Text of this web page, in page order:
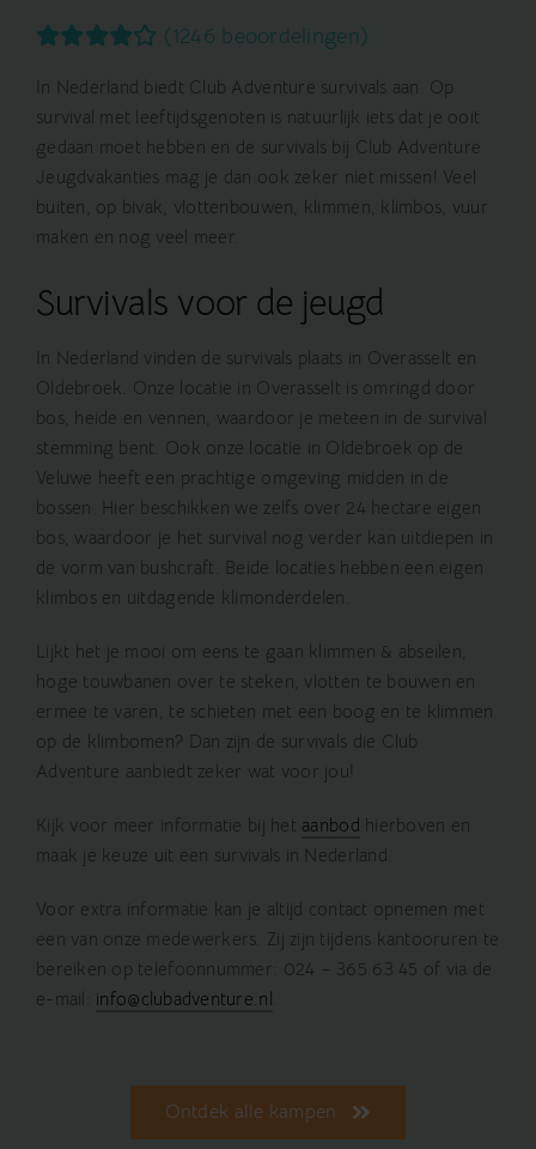
(1246 beoordelingen)
In Nederland biedt Club Adventure survivals aan. Op
survival met leeftijdsgenoten is natuurlijk iets dat je ooit
gedaan moet hebben en de survivals bij Club Adventure
Jeugdvakanties mag je dan ook zeker niet missen! Veel
buiten, op bivak, vlottenbouwen, klimmen, klimbos, vuur
maken en nog veel meer.
Survivals voor de jeugd
In Nederland vinden de survivals plaats in Overasselt en
Oldebroek. Onze locatie in Overasselt is omringd door
bos, heide en vennen, waardoor je meteen in de survival
stemming bent. Ook onze locatie in Oldebroek op de
Veluwe heeft een prachtige omgeving midden in de
bossen. Hier beschikken we zelfs over 24 hectare eigen
bos, waardoor je het survival nog verder kan uitdiepen in
de vorm van bushcraft. Beide locaties hebben een eigen
klimbos en uitdagende klimonderdelen.
Lijkt het je mooi om eens te gaan klimmen & abseilen,
hoge touwbanen over te steken, vlotten te bouwen en
ermee te varen, te schieten met een boog en te klimmen
op de klimbomen? Dan zijn de survivals die Club
Adventure aanbiedt zeker wat voor jou!
Kijk voor meer informatie bij het aanbod hierboven en
maak je keuze uit een survivals in Nederland.
Voor extra informatie kan je altijd contact opnemen met
een van onze medewerkers. Zij zijn tijdens kantooruren te
bereiken op telefoonnummer: 024 – 365 63 45 of via de
e-mail: info@clubadventure.nl
Ontdek alle kampen